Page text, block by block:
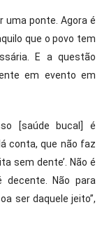
uma ponte. Agora é
que o povo tem
E a questão
em evento em
[saúde bucal] é
conta, que não faz
sem dente’. Não é
decente. Não para
ser daquele jeito”,